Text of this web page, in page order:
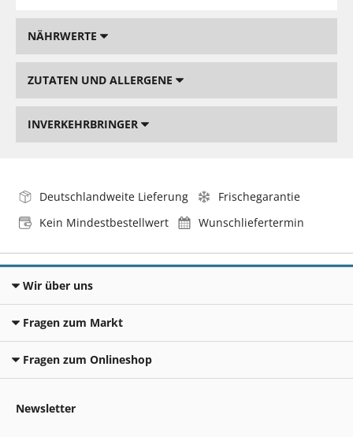
NÄHRWERTE
ZUTATEN UND ALLERGENE
INVERKEHRBRINGER
Deutschlandweite Lieferung
Frischegarantie
Kein Mindestbestellwert
Wunschliefertermin
Wir über uns
Fragen zum Markt
Fragen zum Onlineshop
Newsletter